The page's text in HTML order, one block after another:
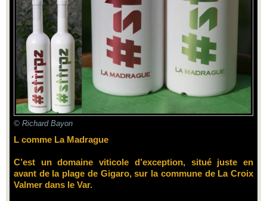
© Richard Bayon
L comme La Madrague
C’est un domaine viticole d’exception, situé juste en
avant de la plage de Gigaro, sur la commune de La Croix
Valmer dans le Var.